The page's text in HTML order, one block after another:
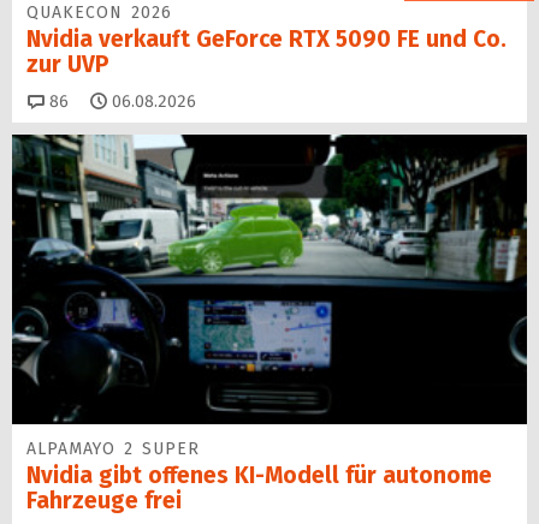
QUAKECON 2026
Nvidia verkauft GeForce RTX 5090 FE und Co.
zur UVP
86 Kommentare
06.08.2026
ALPAMAYO 2 SUPER
Nvidia gibt offenes KI-Modell für autonome
Fahrzeuge frei